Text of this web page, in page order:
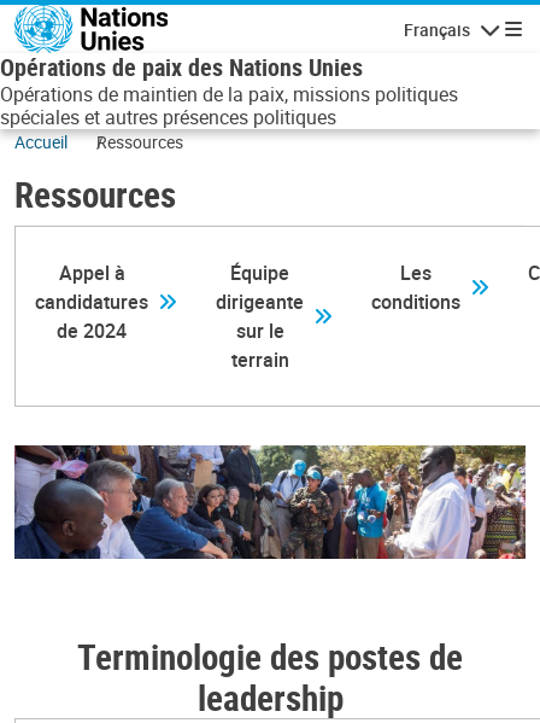
Aller au contenu principal
Français
Opérations de paix des Nations Unies
Opérations de maintien de la paix, missions politiques
spéciales et autres présences politiques
Accueil Ressources
Ressources
Appel à
candidatures
de 2024
Équipe
dirigeante
sur le
terrain
Les
conditions
Terminologie des postes de
leadership